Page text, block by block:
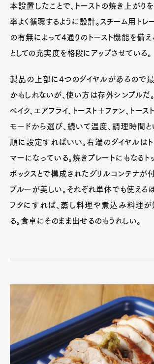
本設置したことで、トーストの焼き上がり
率よく循環するように設計。スチーム用トレ
の有無によって4通りのトースト機能を備え
としての充実度を格段にアップさせている。
製品の上部に4つのダイヤルがあるので
かもしれないが、使い方は存外シンプルだ。
ベイク、エアフライ、トースト＋ファン、トー
モードから選び、続いて温度、調理時間と
順に設定すればいい。右端のダイヤルはト
マーになっている。焼きプレートにもなる
ボックスとで構成されたグリルコンテナが
ブルーが美しい。それぞれ単体でも使える
フタにすれば、蒸し料理や煮込み料理
る。食卓にそのまま出せるのもうれしい。